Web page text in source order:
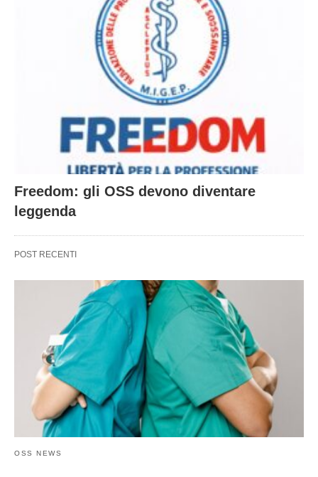
Freedom: gli OSS devono diventare
leggenda
POST RECENTI
OSS NEWS